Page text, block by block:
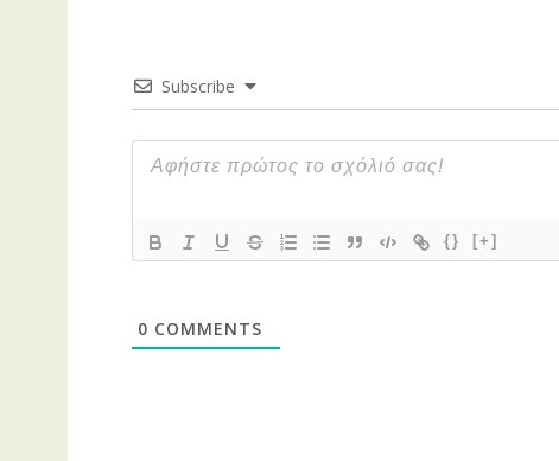
Subscribe
{} [+]
0 COMMENTS